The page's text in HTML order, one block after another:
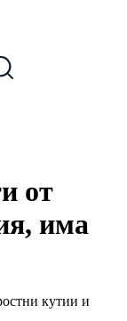
от
има
кутии и